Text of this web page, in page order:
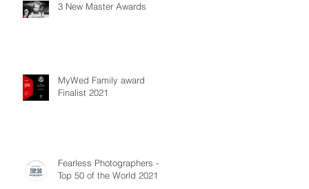
3 New Master Awards
MyWed Family award
Finalist 2021
Fearless Photographers -
Top 50 of the World 2021